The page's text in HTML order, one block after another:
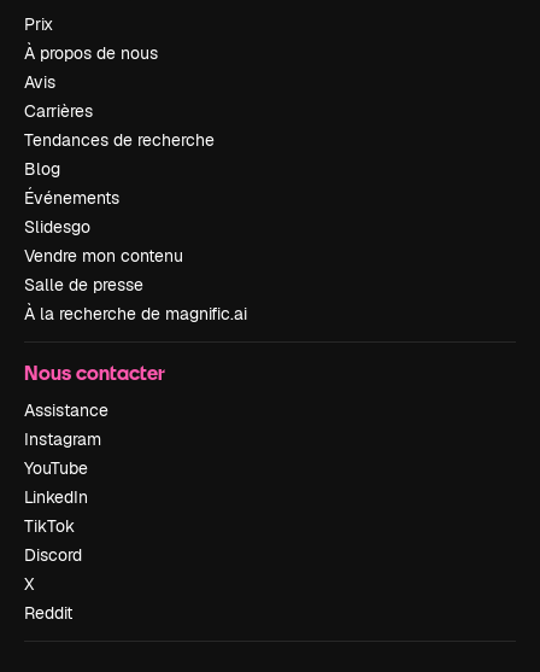
Prix
À propos de nous
Avis
Carrières
Tendances de recherche
Blog
Événements
Slidesgo
Vendre mon contenu
Salle de presse
À la recherche de magnific.ai
Nous contacter
Assistance
Instagram
YouTube
LinkedIn
TikTok
Discord
X
Reddit